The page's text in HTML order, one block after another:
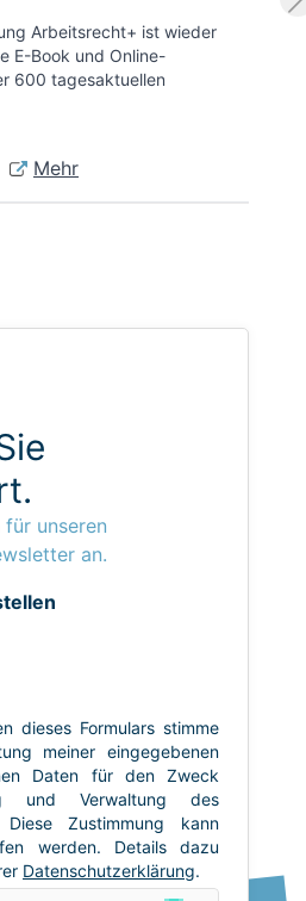
Arbeitsrecht+ ist wieder
E-Book und Online-
600 tagesaktuellen
Mehr
unseren
an.